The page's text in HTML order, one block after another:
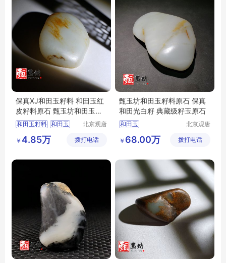
保真XJ和田玉籽料 和田玉红
皮籽料原石 甄玉坊和田玉籽
玉原石
和田玉籽料 和田玉
甄玉坊和田玉
北京观唐
有限公司
￥ 4.85万 拨打电话
甄玉坊和田玉籽料原石 保真
和田光白籽 典藏级籽玉原石
和田玉
和田玉光白籽
甄玉坊和田玉
北京观唐
有限公司
￥ 68.00万 拨打电话